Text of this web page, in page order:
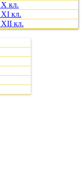
кл.
кл.
XII кл.